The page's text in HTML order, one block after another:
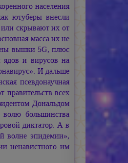
населения
ютуберы внесли
скрывают их от
масса их не
вышки 5G, плюс
ядов и вирусов на
И дальше
псевдонаучная
правительств всех
Дональдом
большинства
диктатор. А в
волне эпидемии»,
ненавистного им